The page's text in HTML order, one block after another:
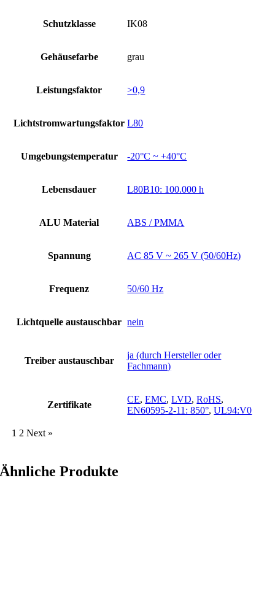
Schutzklasse IK08
Gehäusefarbe grau
Leistungsfaktor >0,9
Lichtstromwartungsfaktor L80
Umgebungstemperatur -20°C ~ +40°C
Lebensdauer L80B10: 100.000 h
ALU Material ABS / PMMA
Spannung AC 85 V ~ 265 V (50/60Hz)
Frequenz 50/60 Hz
Lichtquelle austauschbar nein
Treiber austauschbar
ja (durch Hersteller oder
Fachmann)
Zertifikate
CE,EMC,LVD,RoHS,
EN60595-2-11: 850°,UL94:V0
1 2 Next »
Ähnliche Produkte